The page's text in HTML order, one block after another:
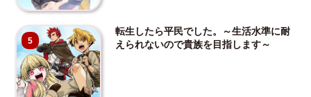
5
転生したら平民でした。～生活水準に耐
えられないので貴族を目指します～